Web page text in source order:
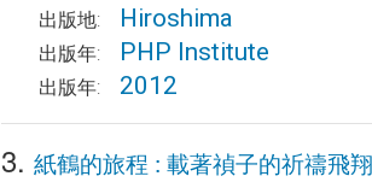
出版地: Hiroshima
出版年: PHP Institute
出版年: 2012
3. 紙鶴的旅程 : 載著禎子的祈禱飛翔